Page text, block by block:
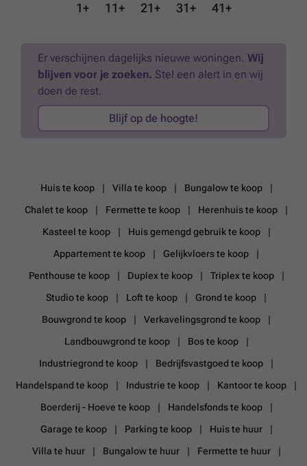
1+ 11+ 21+ 31+ 41+
Er verschijnen dagelijks nieuwe woningen. Wij
blijven voor je zoeken. Stel een alert in en wij
doen de rest.
Blijf op de hoogte!
Huis te koop Villa te koop
Bungalow te koop
Chalet te koop
Fermette te koop
Herenhuis te koop
Kasteel te koop
Huis gemengd gebruik te koop
Appartement te koop
Gelijkvloers te koop
Penthouse te koop
Duplex te koop
Triplex te koop
Studio te koop
Loft te koop
Grond te koop
Bouwgrond te koop
Verkavelingsgrond te koop
Landbouwgrond te koop
Bos te koop
Industriegrond te koop
Bedrijfsvastgoed te koop
Handelspand te koop
Industrie te koop
Kantoor te koop
Boerderij - Hoeve te koop
Handelsfonds te koop
Garage te koop
Parking te koop
Huis te huur
Villa te huur
Bungalow te huur
Fermette te huur